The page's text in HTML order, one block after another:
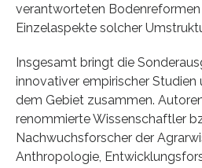
verantworteten Bodenreformen
Einzelaspekte solcher
Insgesamt bringt die
innovativer empirischer
dem Gebiet zusammen.
renommierte Wissenschaftler
Nachwuchsforscher der
Anthropologie,